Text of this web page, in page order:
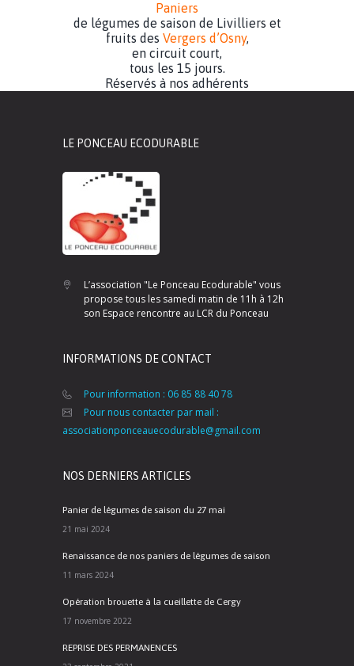
Paniers
de légumes de saison de Livilliers et
fruits des Vergers d’Osny,
en circuit court,
tous les 15 jours.
Réservés à nos adhérents
LE PONCEAU ECODURABLE
L’association "Le Ponceau Ecodurable" vous
propose tous les samedi matin de 11h à 12h
son Espace rencontre au LCR du Ponceau
INFORMATIONS DE CONTACT
Pour information : 06 85 88 40 78
Pour nous contacter par mail :
associationponceauecodurable@gmail.com
NOS DERNIERS ARTICLES
Panier de légumes de saison du 27 mai
21 mai 2024
Renaissance de nos paniers de légumes de saison
11 mars 2024
Opération brouette à la cueillette de Cergy
17 novembre 2022
REPRISE DES PERMANENCES